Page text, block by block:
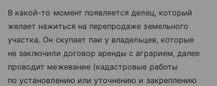
В какой-то момент появляется делец, который
желает нажиться на перепродаже земельного
участка. Он скупает паи у владельцев, которые
не заключили договор аренды с аграрием, далее
проводит межевание (кадастровые работы
по установлению или уточнению и закреплению